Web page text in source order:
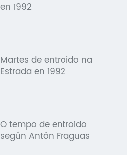
en 1992
Martes de entroido na
Estrada en 1992
O tempo de entroido
según Antón Fraguas